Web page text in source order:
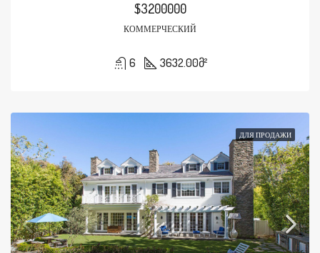
$3200000
КОММЕРЧЕСКИЙ
6 3632.00მ²
ДЛЯ ПРОДАЖИ